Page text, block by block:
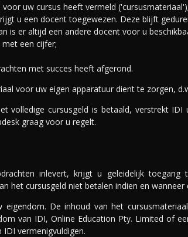
uw cursus heeft vermeld ('cursusmateriaal');
u een docent toegewezen. Deze blijft
is er altijd een andere docent voor u
een cijfer;
met succes heeft afgerond.
voor uw eigen apparatuur dient te zorgen,
volledige cursusgeld is betaald, verstrekt
graag voor u regelt.
inlevert, krijgt u geleidelijk
het cursusgeld niet betalen indien en wanneer
De inhoud van het
van IDI, Online Education Pty. Limited of
vermenigvuldigen.